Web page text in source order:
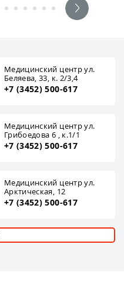
Медицинский центр ул.
Беляева, 33, к. 2/3,4
+7 (3452) 500-617
Медицинский центр ул.
Грибоедова 6 , к.1/1
+7 (3452) 500-617
Медицинский центр ул.
Арктическая, 12
+7 (3452) 500-617